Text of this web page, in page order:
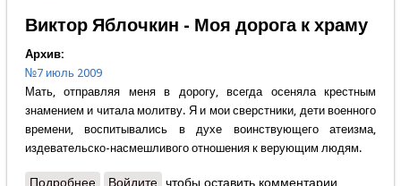
Виктор Яблочкин - Моя дорога к храму
Архив:
№7 июль 2009
Мать, отправляя меня в дорогу, всегда осеняла крестным
знамением и читала молитву. Я и мои сверстники, дети военного
времени, воспитывались в духе воинствующего атеизма,
издевательско-насмешливого отношения к верующим людям.
Подробнеео Виктор Яблочкин - Моя дорога к храму
Войдите чтобы оставить комментарии